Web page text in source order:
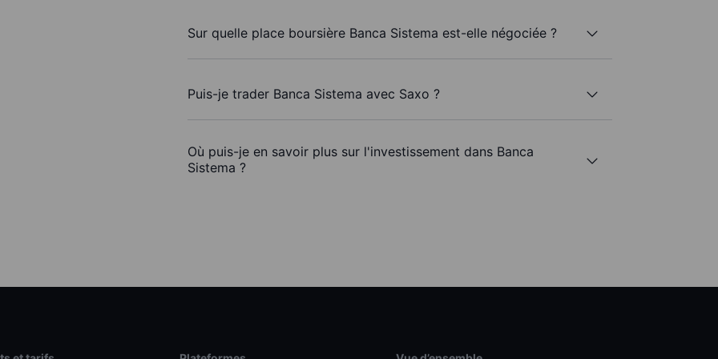
Sur quelle place boursière Banca Sistema est-elle négociée ?
Puis-je trader Banca Sistema avec Saxo ?
Où puis-je en savoir plus sur l'investissement dans Banca
Sistema ?